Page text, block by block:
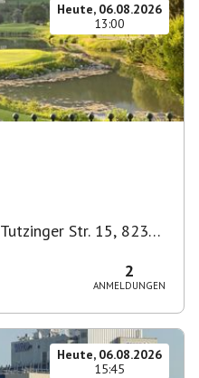
Heute, 06.08.2026
13:00
Tutzinger Str. 15, 82340
2
ANMELDUNGEN
Heute, 06.08.2026
15:45